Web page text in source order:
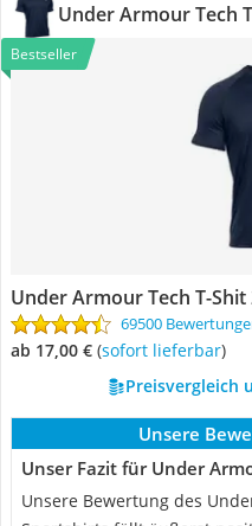
Under Armour Tech
Bestseller
Under Armour Tech T-Shit
69500
ab 17,00 € ( Sofort lieferbar)
Preisvergleich
Unsere
Unser Fazit für Under
Unsere Bewertung des